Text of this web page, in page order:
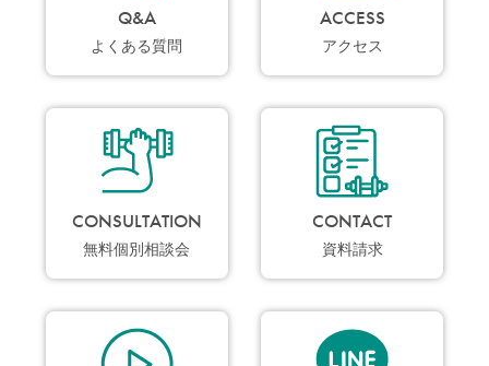
Q&A
よくある質問
ACCESS
アクセス
CONSULTATION
無料個別相談会
CONTACT
資料請求